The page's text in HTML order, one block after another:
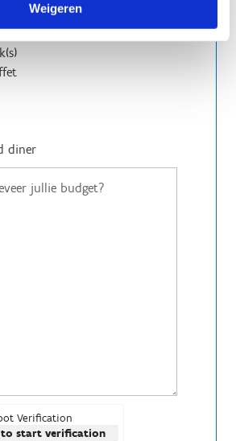
Weigeren
diner
Verification
to start verification